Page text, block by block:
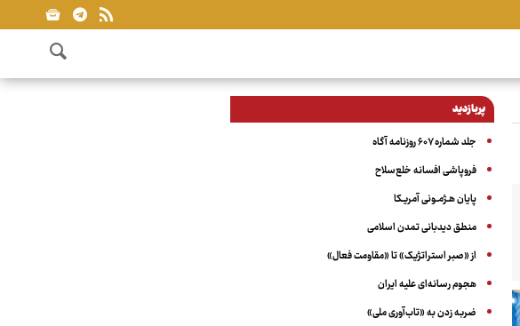
پربازدید
جلد شماره ۶۰۷ روزنامه آگاه
فروپاشی افسانه خلع‌سلاح
پایان هـژمـونی آمریـکا
منطق دیدبانی تمدن اسلامی
از «صبر استراتژیک» تا «مقاومت فعال»
هجوم رسانه‌ای علیه ایران
ضربه زدن به «تاب‌آوری ملی»